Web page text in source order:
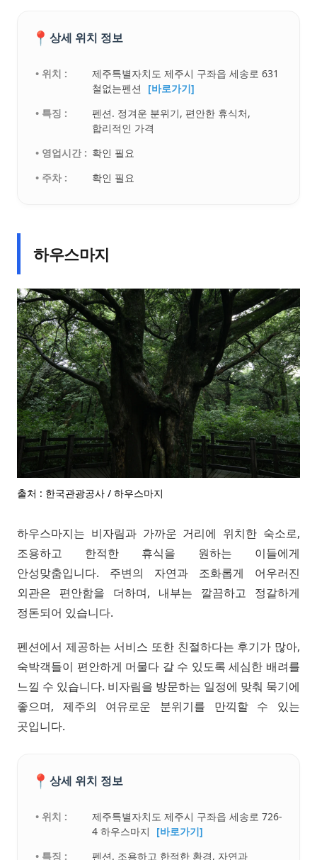
📍 상세 위치 정보
• 위치 :
제주특별자치도 제주시 구좌읍 세송로 631
철없는펜션
[바로가기]
• 특징 :
펜션. 정겨운 분위기, 편안한 휴식처,
합리적인 가격
• 영업시간 : 확인 필요
• 주차 :
확인 필요
하우스마지
출처 : 한국관광공사 / 하우스마지
하우스마지는 비자림과 가까운 거리에 위치한 숙소로,
조용하고 한적한 휴식을 원하는 이들에게
안성맞춤입니다. 주변의 자연과 조화롭게 어우러진
외관은 편안함을 더하며, 내부는 깔끔하고 정갈하게
정돈되어 있습니다.
펜션에서 제공하는 서비스 또한 친절하다는 후기가 많아,
숙박객들이 편안하게 머물다 갈 수 있도록 세심한 배려를
느낄 수 있습니다. 비자림을 방문하는 일정에 맞춰 묵기에
좋으며, 제주의 여유로운 분위기를 만끽할 수 있는
곳입니다.
📍 상세 위치 정보
• 위치 :
제주특별자치도 제주시 구좌읍 세송로 726-
4 하우스마지
[바로가기]
• 특징 :
펜션. 조용하고 한적한 환경, 자연과